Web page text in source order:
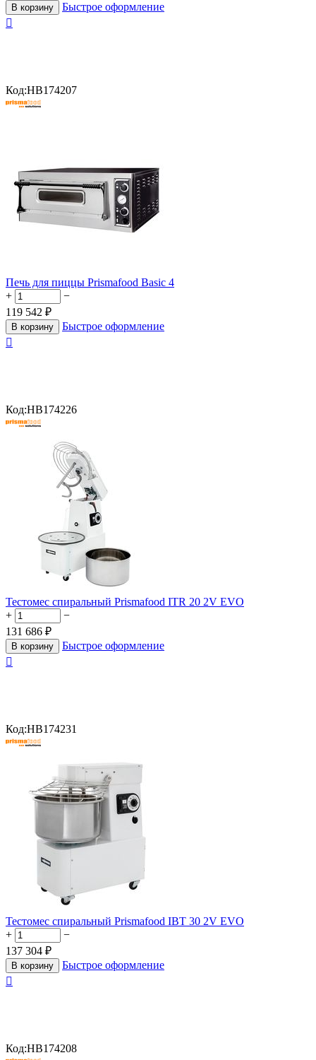
В корзину
Быстрое оформление

Код:HB174207
Печь для пиццы Prismafood Basic 4
+
−
119 542 ₽
В корзину
Быстрое оформление

Код:HB174226
Тестомес спиральный Prismafood ITR 20 2V EVO
+
−
131 686 ₽
В корзину
Быстрое оформление

Код:HB174231
Тестомес спиральный Prismafood IBT 30 2V EVO
+
−
137 304 ₽
В корзину
Быстрое оформление

Код:HB174208